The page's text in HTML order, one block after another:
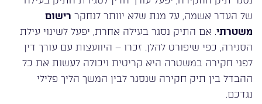
של העדר אשמה, על מנת שלא יוותר לנחקר רישום
משטרתי. אם התיק נסגר בעילה אחרת, יפעל לשינוי עילת
הסגירה, כפי שיפורט להלן. זכרו – היוועצות עם עורך דין
לפני חקירה במשטרה היא קריטית ויכולה לעשות את כל
ההבדל בין תיק חקירה שנסגר לבין המשך הליך פלילי
נגדכם.